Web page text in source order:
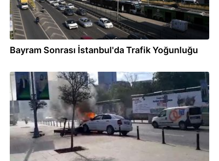
Bayram Sonrası İstanbul'da Trafik Yoğunluğu
26.05.2026